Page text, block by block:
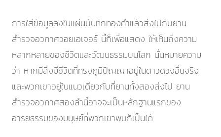
การใส่ข้อมูลลงในแผ่นบันทึกทองคำแล้วส่งไปกับยาน
สำรวจอวกาศวอยเอเจอร์ นี้ก็เพื่อแสดง ให้เห็นถึงความ
หลากหลายของชีวิตและวัฒนธรรมบนโลก นั่นหมายความ
ว่า หากมีสิ่งมีชีวิตที่ทรงภูมิปัญญาอยู่ในดาวดวงอื่นจริง
และพวกเขาอยู่ในแนวเดียวกับที่ยานทั้งสองส่งไป ยาน
สำรวจอวกาศสองลำนี้อาจจะเป็นหลักฐานแรกของ
อารยธรรมของมนุษย์ที่พวกเขาพบก็เป็นได้